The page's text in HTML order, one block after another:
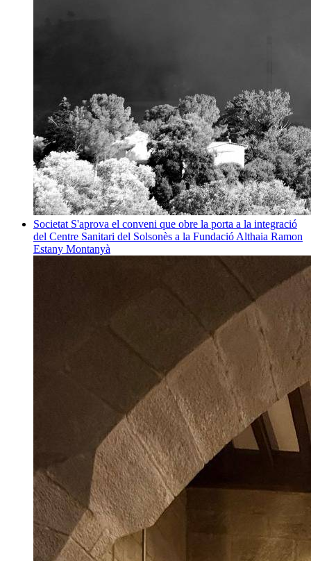
Societat S'aprova el conveni que obre la porta a la integració
del Centre Sanitari del Solsonès a la Fundació Althaia Ramon
Estany Montanyà